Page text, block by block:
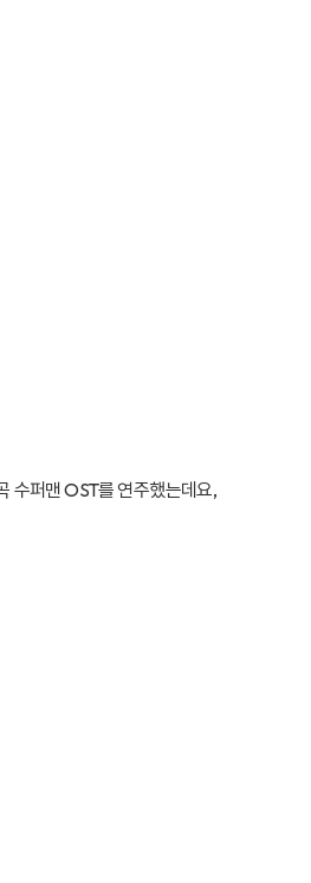
수퍼맨 OST를 연주했는데요,